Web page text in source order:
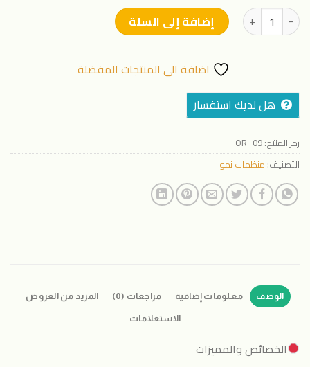
كمية ايزوماكس_ISO MAX لتر إضافة إلى السلة
اضافة الى المنتجات المفضلة
هل لديك استفسار
رمز المنتج:OR_09
التصنيف: منظمات نمو
الوصف معلومات إضافية مراجعات (0) المزيد من العروض
الاستعلامات
الخصائص والمميزات